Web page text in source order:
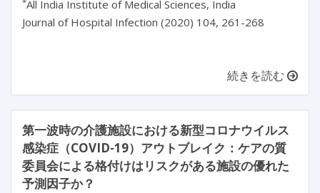
All India Institute of Medical Sciences, India
Journal of Hospital Infection (2020) 104, 261-268
続きを読む
第一波時の介護施設における新型コロナウイルス
感染症（COVID-19）アウトブレイク：ケアの質
委員会による格付けはリスクがある施設の優れた
予測因子か？